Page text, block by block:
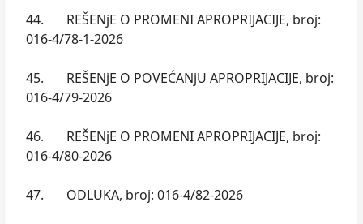
44. REŠENjE O PROMENI APROPRIJACIJE, broj:
016-4/78-1-2026
45. REŠENjE O POVEĆANjU APROPRIJACIJE, broj:
016-4/79-2026
46. REŠENjE O PROMENI APROPRIJACIJE, broj:
016-4/80-2026
47. ODLUKA, broj: 016-4/82-2026